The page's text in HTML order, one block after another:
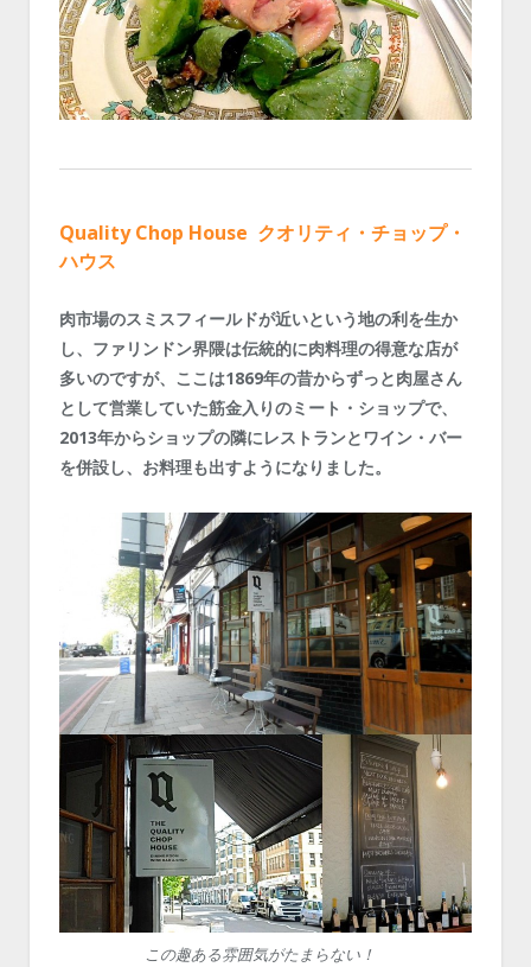
Quality Chop House クオリティ・チョップ・
ハウス
肉市場のスミスフィールドが近いという地の利を生か
し、ファリンドン界隈は伝統的に肉料理の得意な店が
多いのですが、ここは1869年の昔からずっと肉屋さん
として営業していた筋金入りのミート・ショップで、
2013年からショップの隣にレストランとワイン・バー
を併設し、お料理も出すようになりました。
この趣ある雰囲気がたまらない！